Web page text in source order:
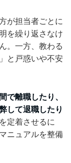
が担当者ごとに
を繰り返さなけ
。一方、教わる
と戸惑いや不安
で離職したり、
して退職したり
定着させるに
ニュアルを整備